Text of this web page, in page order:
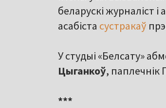
беларускі журналіст
асабіста сустракаў
У студыі «Белсату»
Цыганкоў, паплечнік
***